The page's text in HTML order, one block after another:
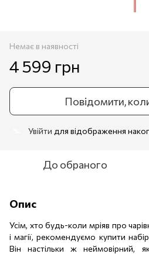
Немає в наявності
4 599 грн
Повідомити,
Увійти для відображення
До обраного
Опис
Усім, хто будь-коли мріяв про
і магії, рекомендуємо купити
Він настільки ж неймовірний,